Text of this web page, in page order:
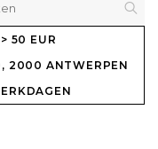
50 EUR
2000 ANTWERPEN